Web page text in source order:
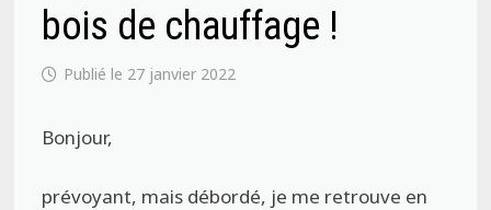
bois de chauffage !
27 janvier 2022
Bonjour,
prévoyant, mais débordé, je me retrouve en